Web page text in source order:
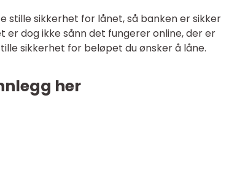
stille sikkerhet for lånet, så banken er sikker
dog ikke sånn det fungerer online, der er
sikkerhet for beløpet du ønsker å låne.
her